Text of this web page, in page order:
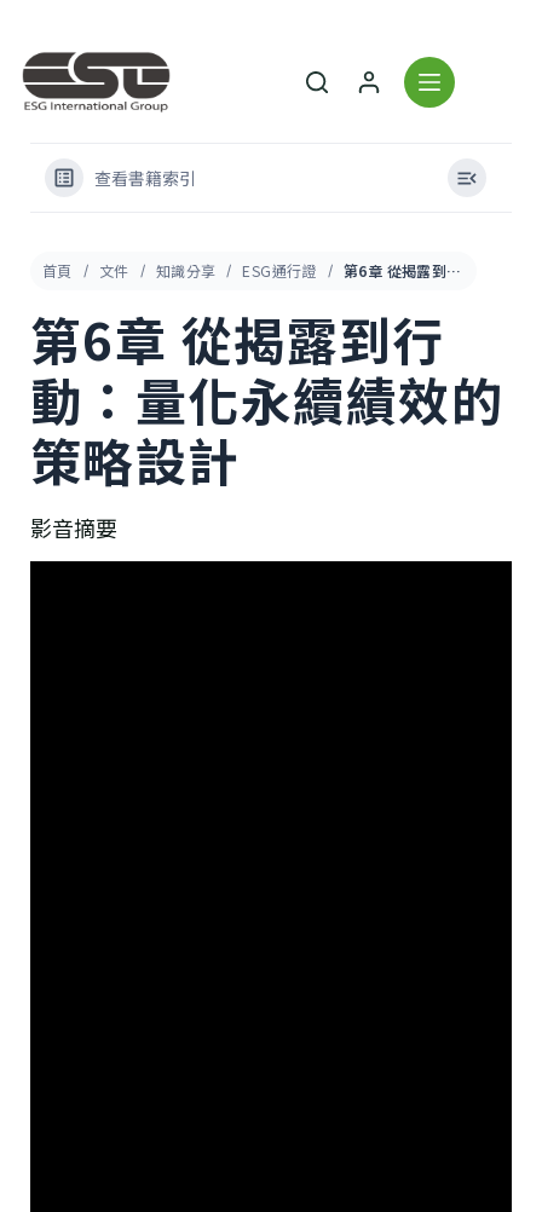
查看書籍索引
首頁 文件 知識分享 ESG通行證 第6章 從揭露到行動：量化永續績效的策略設計
第6章 從揭露到行
動：量化永續績效的
策略設計
影音摘要